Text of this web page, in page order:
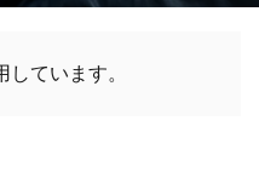
ています。